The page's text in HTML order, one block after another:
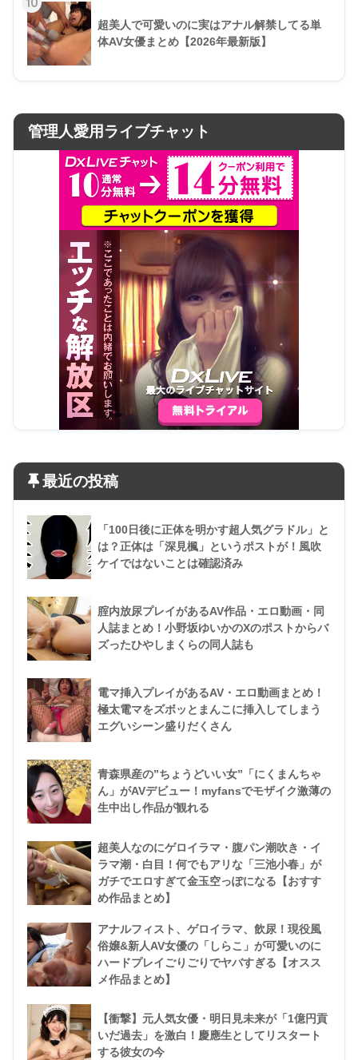
超美人で可愛いのに実はアナル解禁してる単
体AV女優まとめ【2026年最新版】
管理人愛用ライブチャット
最近の投稿
「100日後に正体を明かす超人気グラドル」と
は？正体は「深見楓」というポストが！風吹
ケイではないことは確認済み
腟内放尿プレイがあるAV作品・エロ動画・同
人誌まとめ！小野坂ゆいかのXのポストからバ
ズったひやしまくらの同人誌も
電マ挿入プレイがあるAV・エロ動画まとめ！
極太電マをズボッとまんこに挿入してしまう
エグいシーン盛りだくさん
青森県産の”ちょうどいい女”「にくまんちゃ
ん」がAVデビュー！myfansでモザイク激薄の
生中出し作品が観れる
超美人なのにゲロイラマ・腹パン潮吹き・イ
ラマ潮・白目！何でもアリな「三池小春」が
ガチでエロすぎて金玉空っぽになる【おすす
め作品まとめ】
アナルフィスト、ゲロイラマ、飲尿！現役風
俗嬢&新人AV女優の「しらこ」が可愛いのに
ハードプレイごりごりでヤバすぎる【オスス
メ作品まとめ】
【衝撃】元人気女優・明日見未来が「1億円貢
いだ過去」を激白！慶應生としてリスタート
する彼女の今